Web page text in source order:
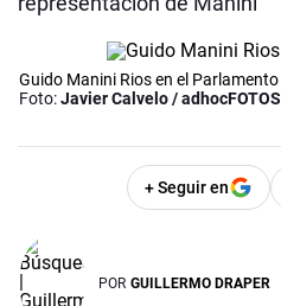
Guido Manini Rios en el Parlamento
Foto:Javier Calvelo / adhocFOTOS
+ Seguir en
POR GUILLERMO DRAPER